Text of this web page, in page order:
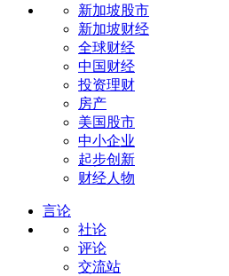
新加坡股市
新加坡财经
全球财经
中国财经
投资理财
房产
美国股市
中小企业
起步创新
财经人物
言论
社论
评论
交流站